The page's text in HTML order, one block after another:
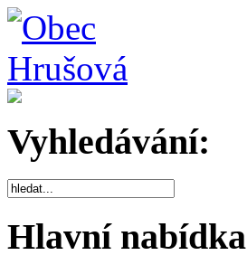
Vyhledávání:
Hlavní nabídka